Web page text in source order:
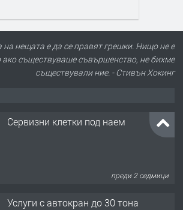
нещата е да се правят грешки. Нищо не е
съществуваше съвършенство, не бихме
съществували ние. - Стивън Хокинг
Сервизни клетки под наем
преди 2 седмици
Услуги с автокран до 30 тона